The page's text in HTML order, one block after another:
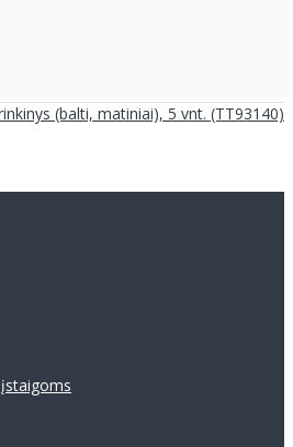
(balti, matiniai), 5 vnt. (TT93140)